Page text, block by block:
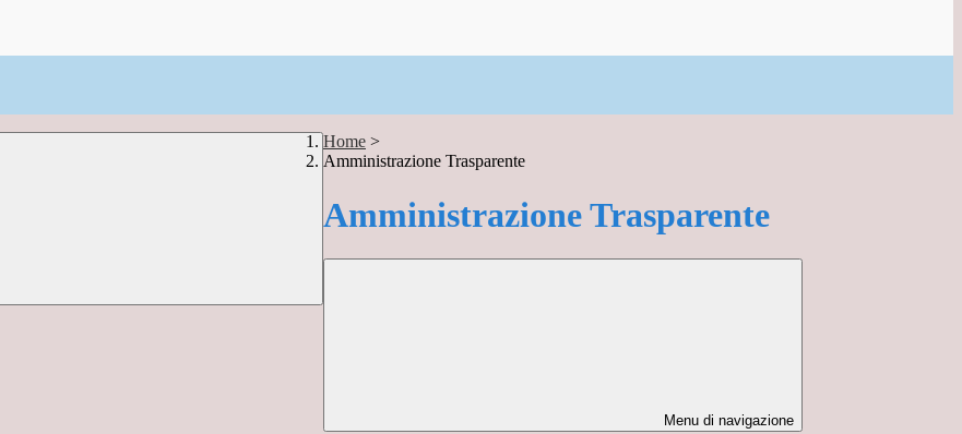
Home >
Amministrazione Trasparente
Amministrazione Trasparente
Menu di navigazione